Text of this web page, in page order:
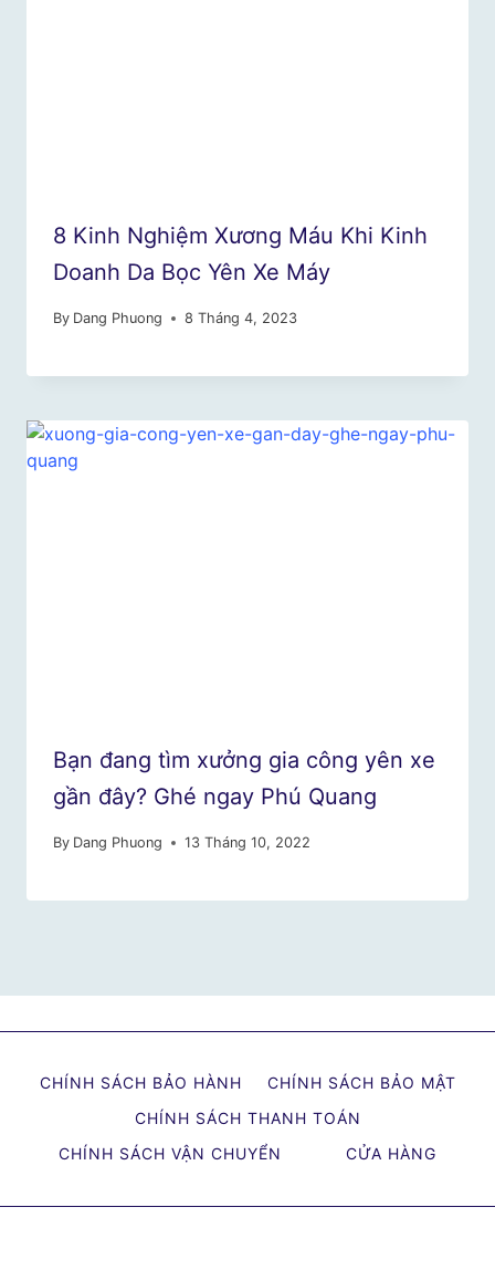
8 Kinh Nghiệm Xương Máu Khi Kinh
Doanh Da Bọc Yên Xe Máy
By Dang Phuong 8 Tháng 4, 2023
Bạn đang tìm xưởng gia công yên xe
gần đây? Ghé ngay Phú Quang
By Dang Phuong 13 Tháng 10, 2022
CHÍNH SÁCH BẢO HÀNH
CHÍNH SÁCH BẢO MẬT
CHÍNH SÁCH THANH TOÁN
CHÍNH SÁCH VẬN CHUYỂN
CỬA HÀNG